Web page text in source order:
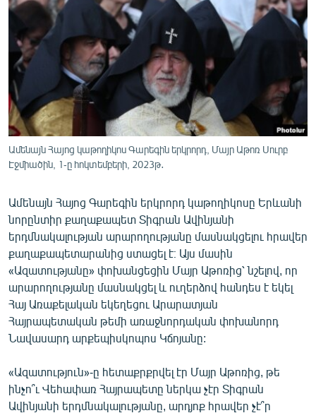
ՄԻՋԱԶԳԱՅԻՆ
ՄՇԱԿՈՒՅԹ
ՍՊՈՐՏ
ՄԵԿՆԱԲԱՆՈՒԹՅՈՒՆ
ՏՏ ԵՒ ԻՆՏԵՐՆԵՏ
ԿՈՐՈՆԱՎԻՐՈՒՍ
ԱՐԽԻՎ
ՏԵՍԱՆՅՈՒԹԵՐ
ԲԱՆԱՎԵՃ
ՁԳՏԵԼՈՎ ԼԱՎԱԳՈՒՅՆԻՆ
ՓՈԴՔԱՍԹ
Հայերեն
English
ՀԵՏԵՎԵՔ ՄԵԶ
Ամենայն Հայոց կաթողիկոս Գարեգին երկրորդ, Մայր Աթոռ Սուրբ
Էջմիածին, 1-ը հոկտեմբերի, 2023թ․
Ամենայն Հայոց Գարեգին երկրորդ կաթողիկոսը Երևանի
նորընտիր քաղաքապետ Տիգրան Ավինյանի
երդմնակալության արարողությանը մասնակցելու հրավեր
քաղաքապետարանից ստացել է։ Այս մասին
«Ազատությանը» փոխանցեցին Մայր Աթոռից՝ նշելով, որ
արարողությանը մասնակցել և ուղերձով հանդես է եկել
Հայ Առաքելական եկեղեցու Արարատյան
Հայրապետական թեմի առաջնորդական փոխանորդ
Նավասարդ արքեպիսկոպոս Կճոյանը:
«Ազատություն»-ը հետաքրքրվել էր Մայր Աթոռից, թե
ինչո՞ւ Վեհափառ Հայրապետը ներկա չէր Տիգրան
Ավինյանի երդմնակալությանը, արդյոք հրավեր չէ՞ր